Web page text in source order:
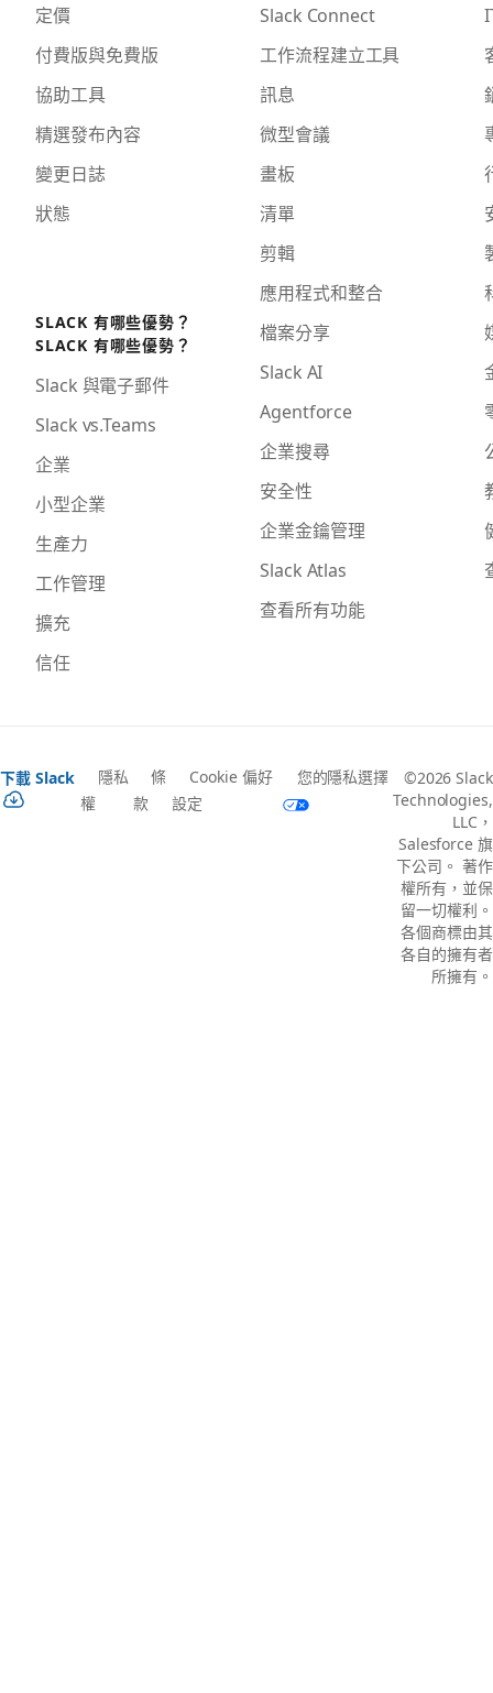
定價
付費版與免費版
協助工具
精選發布內容
變更日誌
狀態
SLACK 有哪些優勢？
SLACK 有哪些優勢？
Slack 與電子郵件
Slack vs.Teams
企業
小型企業
生產力
工作管理
擴充
信任
Slack Connect
工作流程建立工具
訊息
微型會議
畫板
清單
剪輯
應用程式和整合
檔案分享
Slack AI
Agentforce
企業搜尋
安全性
企業金鑰管理
Slack Atlas
查看所有功能
下載 Slack
隱私
權
條
款
Cookie 偏好
設定
您的隱私選擇
©2026 Slack
Technologies,
LLC，
Salesforce 旗
下公司。 著作
權所有，並保
留一切權利。
各個商標由其
各自的擁有者
所擁有。